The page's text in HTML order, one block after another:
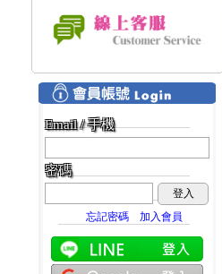
Email / 手機
密碼
登入
忘記密碼
加入會員